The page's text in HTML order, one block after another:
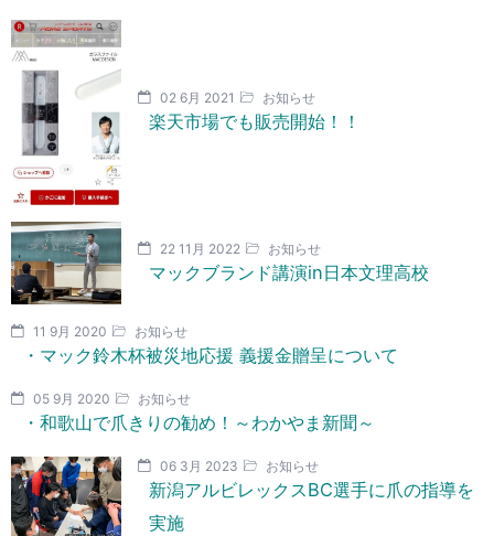
02 6月 2021 お知らせ
楽天市場でも販売開始！！
22 11月 2022 お知らせ
マックブランド講演in日本文理高校
11 9月 2020 お知らせ
・マック鈴木杯被災地応援 義援金贈呈について
05 9月 2020 お知らせ
・和歌山で爪きりの勧め！～わかやま新聞～
06 3月 2023 お知らせ
新潟アルビレックスBC選手に爪の指導を
実施